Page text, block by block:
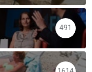
491